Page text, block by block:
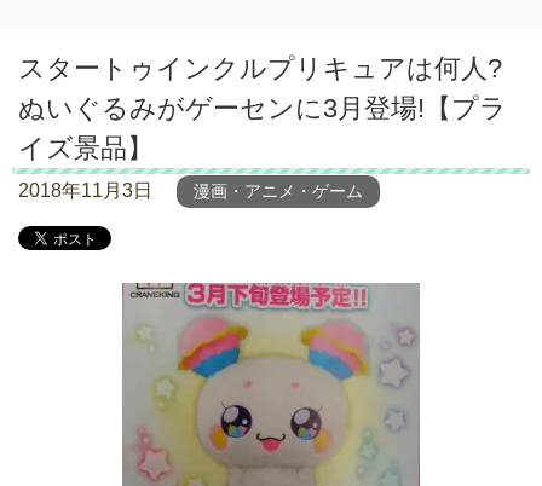
スタートゥインクルプリキュアは何人?
ぬいぐるみがゲーセンに3月登場!【プラ
イズ景品】
2018年11月3日 漫画・アニメ・ゲーム